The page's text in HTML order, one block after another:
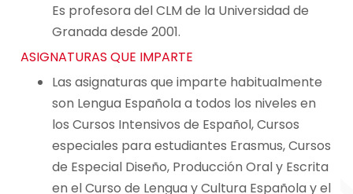
Es profesora del CLM de la Universidad de
Granada desde 2001.
ASIGNATURAS QUE IMPARTE
Las asignaturas que imparte habitualmente
son Lengua Española a todos los niveles en
los Cursos Intensivos de Español, Cursos
especiales para estudiantes Erasmus, Cursos
de Especial Diseño, Producción Oral y Escrita
en el Curso de Lengua y Cultura Española y el